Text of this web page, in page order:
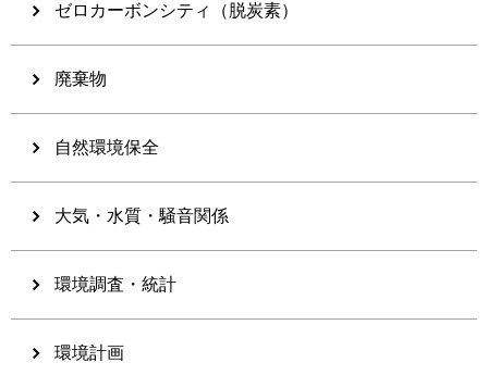
ゼロカーボンシティ（脱炭素）
廃棄物
自然環境保全
大気・水質・騒音関係
環境調査・統計
環境計画